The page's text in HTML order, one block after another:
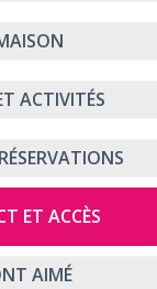
ACTIVITÉS
ET ACCÈS
AIMÉ